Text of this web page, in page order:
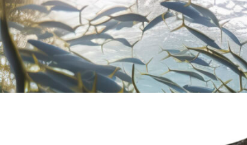
Inicio/Productos etiquetados “nasello”